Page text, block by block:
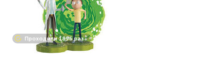
Проходили 1896 раз